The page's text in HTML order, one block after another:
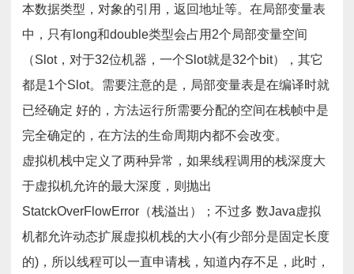
本数据类型，对象的引用，返回地址等。在局部变量表
中，只有long和double类型会占用2个局部变量空间
（Slot，对于32位机器，一个Slot就是32个bit），其它
都是1个Slot。需要注意的是，局部变量表是在编译时就
已经确定 好的，方法运行所需要分配的空间在栈帧中是
完全确定的，在方法的生命周期内都不会改变。
虚拟机栈中定义了两种异常，如果线程调用的栈深度大
于虚拟机允许的最大深度，则抛出
StatckOverFlowError（栈溢出）；不过多 数Java虚拟
机都允许动态扩展虚拟机栈的大小(有少部分是固定长度
的)，所以线程可以一直申请栈，知道内存不足，此时，